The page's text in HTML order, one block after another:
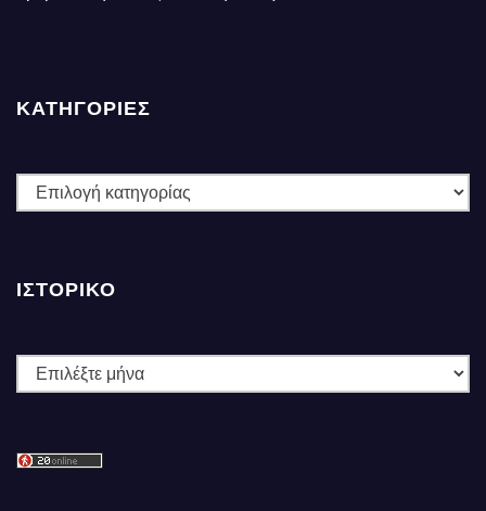
ΚΑΤΗΓΟΡΙΕΣ
ΚΑΤΗΓΟΡΙΕΣ
ΙΣΤΟΡΙΚΌ
Ιστορικό